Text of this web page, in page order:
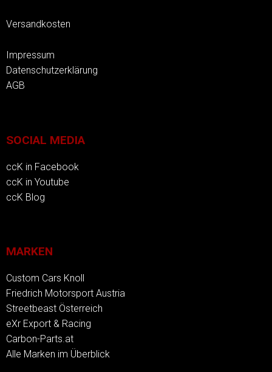
Versandkosten
Impressum
Datenschutzerklärung
AGB
SOCIAL MEDIA
ccK in Facebook
ccK in Youtube
ccK Blog
MARKEN
Custom Cars Knoll
Friedrich Motorsport Austria
Streetbeast Österreich
eXr Export & Racing
Carbon-Parts.at
Alle Marken im Überblick